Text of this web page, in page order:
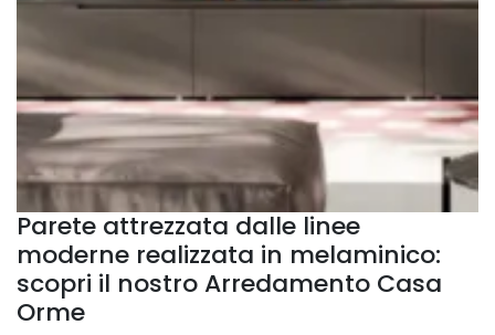
Parete attrezzata dalle linee
moderne realizzata in melaminico:
scopri il nostro Arredamento Casa
Orme